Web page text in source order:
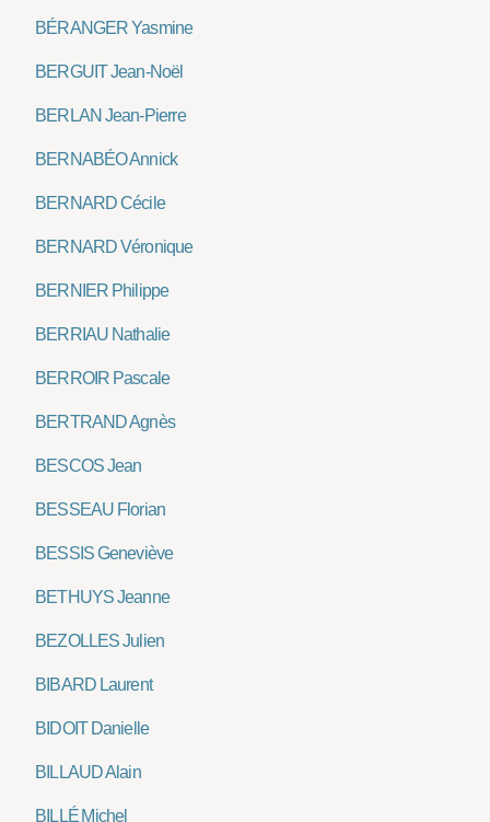
BÉRANGER Yasmine
BERGUIT Jean-Noël
BERLAN Jean-Pierre
BERNABÉO Annick
BERNARD Cécile
BERNARD Véronique
BERNIER Philippe
BERRIAU Nathalie
BERROIR Pascale
BERTRAND Agnès
BESCOS Jean
BESSEAU Florian
BESSIS Geneviève
BETHUYS Jeanne
BEZOLLES Julien
BIBARD Laurent
BIDOIT Danielle
BILLAUD Alain
BILLÉ Michel